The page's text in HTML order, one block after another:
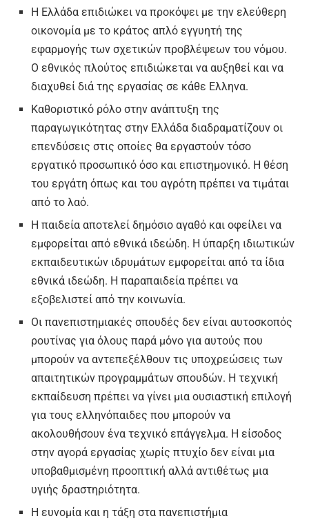
Η Ελλάδα επιδιώκει να προκόψει με την ελεύθερη
οικονομία με το κράτος απλό εγγυητή της
εφαρμογής των σχετικών προβλέψεων του νόμου.
Ο εθνικός πλούτος επιδιώκεται να αυξηθεί και να
διαχυθεί διά της εργασίας σε κάθε Ελληνα.
Καθοριστικό ρόλο στην ανάπτυξη της
παραγωγικότητας στην Ελλάδα διαδραματίζουν οι
επενδύσεις στις οποίες θα εργαστούν τόσο
εργατικό προσωπικό όσο και επιστημονικό. Η θέση
του εργάτη όπως και του αγρότη πρέπει να τιμάται
από το λαό.
Η παιδεία αποτελεί δημόσιο αγαθό και οφείλει να
εμφορείται από εθνικά ιδεώδη. Η ύπαρξη ιδιωτικών
εκπαιδευτικών ιδρυμάτων εμφορείται από τα ίδια
εθνικά ιδεώδη. Η παραπαιδεία πρέπει να
εξοβελιστεί από την κοινωνία.
Οι πανεπιστημιακές σπουδές δεν είναι αυτοσκοπός
ρουτίνας για όλους παρά μόνο για αυτούς που
μπορούν να αντεπεξέλθουν τις υποχρεώσεις των
απαιτητικών προγραμμάτων σπουδών. Η τεχνική
εκπαίδευση πρέπει να γίνει μια ουσιαστική επιλογή
για τους ελληνόπαιδες που μπορούν να
ακολουθήσουν ένα τεχνικό επάγγελμα. Η είσοδος
στην αγορά εργασίας χωρίς πτυχίο δεν είναι μια
υποβαθμισμένη προοπτική αλλά αντιθέτως μια
υγιής δραστηριότητα.
Η ευνομία και η τάξη στα πανεπιστήμια